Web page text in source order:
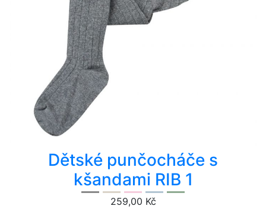
Dětské punčocháče s
kšandami RIB 1
259,00 Kč